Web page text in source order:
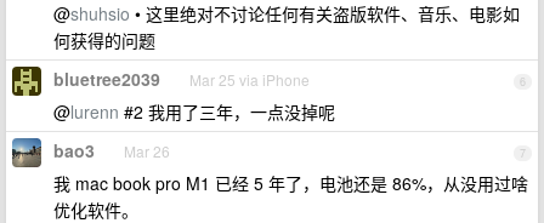
@shuhsio • 这里绝对不讨论任何有关盗版软件、音乐、电影如
何获得的问题
6
bluetree2039 Mar 25 via iPhone
@lurenn #2 我用了三年，一点没掉呢
7
bao3 Mar 26
我 mac book pro M1 已经 5 年了，电池还是 86%，从没用过啥
优化软件。